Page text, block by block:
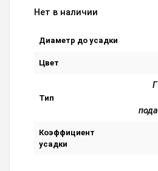
Нет в наличии
Диаметр до усадки
Цвет
Тип
Коэффициент
усадки